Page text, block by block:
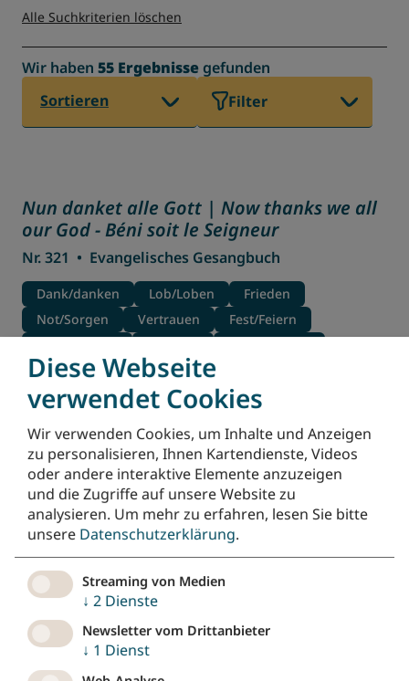
Alle Suchkriterien löschen
Wir haben 55 Ergebnisse gefunden
Sortieren
Filter
Nun danket alle Gott | Now thanks we all
our God - Béni soit le Seigneur
Nr. 321 • Evangelisches Gesangbuch
Dank/danken Lob/Loben
Frieden
Not/Sorgen
Vertrauen
Fest/Feiern
Mehrsprachiger Text
Nr. 243 • Evangelisches Gesangbuch
Lob/Loben Vertrauen
Gottesdienst
Hoffnung
Zuversicht Not/Sorgen
Wie ein Lachen, wie ein Vogelflug
Nr. 297 •Durch Hohes und Tiefes
Vertrauen
Besonders für Kinder geeignet
Gesang-Liedruf-Singvers
Diese Webseite
verwendet Cookies
Wir verwenden Cookies, um Inhalte und Anzeigen
zu personalisieren, Ihnen Kartendienste, Videos
oder andere interaktive Elemente anzuzeigen
und die Zugriffe auf unsere Website zu
analysieren. Um mehr zu erfahren, lesen Sie bitte
unsere Datenschutzerklärung.
Streaming von Medien
↓ 2 Dienste
Newsletter vom Drittanbieter
↓ 1 Dienst